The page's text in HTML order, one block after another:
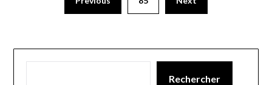
Rechercher